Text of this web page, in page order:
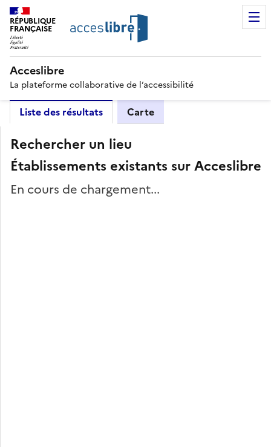
RÉPUBLIQUE
FRANÇAISE
Acceslibre
La plateforme collaborative de l’accessibilité
Liste des résultats Carte
Rechercher un lieu
Établissements existants sur Acceslibre
En cours de chargement...